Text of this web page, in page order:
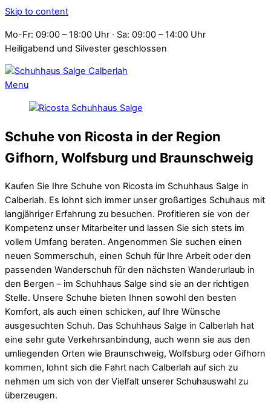
Skip to content
Mo-Fr: 09:00 – 18:00 Uhr · Sa: 09:00 – 14:00 Uhr
Heiligabend und Silvester geschlossen
Menu
Schuhe von Ricosta in der Region
Gifhorn, Wolfsburg und Braunschweig
Kaufen Sie Ihre Schuhe von Ricosta im Schuhhaus Salge in
Calberlah. Es lohnt sich immer unser großartiges Schuhaus mit
langjähriger Erfahrung zu besuchen. Profitieren sie von der
Kompetenz unser Mitarbeiter und lassen Sie sich stets im
vollem Umfang beraten. Angenommen Sie suchen einen
neuen Sommerschuh, einen Schuh für Ihre Arbeit oder den
passenden Wanderschuh für den nächsten Wanderurlaub in
den Bergen – im Schuhhaus Salge sind sie an der richtigen
Stelle. Unsere Schuhe bieten Ihnen sowohl den besten
Komfort, als auch einen schicken, auf Ihre Wünsche
ausgesuchten Schuh. Das Schuhhaus Salge in Calberlah hat
eine sehr gute Verkehrsanbindung, auch wenn sie aus den
umliegenden Orten wie Braunschweig, Wolfsburg oder Gifhorn
kommen, lohnt sich die Fahrt nach Calberlah auf sich zu
nehmen um sich von der Vielfalt unserer Schuhauswahl zu
überzeugen.